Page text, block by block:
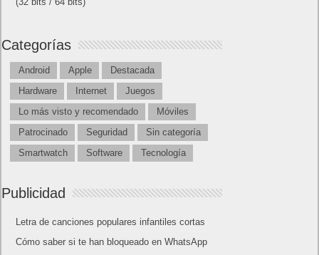
Categorías
Android Apple
Destacada
Hardware
Internet
Juegos
Lo más visto y recomendado
Móviles
Patrocinado
Seguridad
Sin categoría
Smartwatch
Software Tecnología
Publicidad
Letra de canciones populares infantiles cortas
Cómo saber si te han bloqueado en WhatsApp